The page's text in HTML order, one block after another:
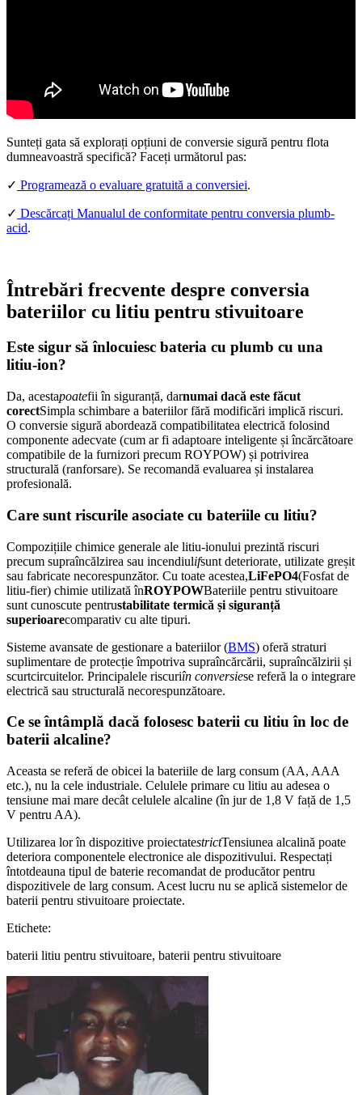
Sunteți gata să explorați opțiuni de conversie sigură pentru flota
dumneavoastră specifică? Faceți următorul pas:
✓ Programează o evaluare gratuită a conversiei.
✓ Descărcați Manualul de conformitate pentru conversia plumb-
acid.
Întrebări frecvente despre conversia
bateriilor cu litiu pentru stivuitoare
Este sigur să înlocuiesc bateria cu plumb cu una
litiu-ion?
Da, acestapoatefii în siguranță, darnumai dacă este făcut
corectSimpla schimbare a bateriilor fără modificări implică riscuri.
O conversie sigură abordează compatibilitatea electrică folosind
componente adecvate (cum ar fi adaptoare inteligente și încărcătoare
compatibile de la furnizori precum ROYPOW) și potrivirea
structurală (ranforsare). Se recomandă evaluarea și instalarea
profesională.
Care sunt riscurile asociate cu bateriile cu litiu?
Compozițiile chimice generale ale litiu-ionului prezintă riscuri
precum supraîncălzirea sau incendiulifsunt deteriorate, utilizate greșit
sau fabricate necorespunzător. Cu toate acestea,LiFePO4(Fosfat de
litiu-fier) ​​chimie utilizată înROYPOWBateriile pentru stivuitoare
sunt cunoscute pentrustabilitate termică și siguranță
superioarecomparativ cu alte tipuri.
Sisteme avansate de gestionare a bateriilor (BMS) oferă straturi
suplimentare de protecție împotriva supraîncărcării, supraîncălzirii și
scurtcircuitelor. Principalele riscuriîn conversiese referă la o integrare
electrică sau structurală necorespunzătoare.
Ce se întâmplă dacă folosesc baterii cu litiu în loc de
baterii alcaline?
Aceasta se referă de obicei la bateriile de larg consum (AA, AAA
etc.), nu la cele industriale. Celulele primare cu litiu au adesea o
tensiune mai mare decât celulele alcaline (în jur de 1,8 V față de 1,5
V pentru AA).
Utilizarea lor în dispozitive proiectatestrictTensiunea alcalină poate
deteriora componentele electronice ale dispozitivului. Respectați
întotdeauna tipul de baterie recomandat de producător pentru
dispozitivele de larg consum. Acest lucru nu se aplică sistemelor de
baterii pentru stivuitoare proiectate.
Etichete:
baterii litiu pentru stivuitoare, baterii pentru stivuitoare